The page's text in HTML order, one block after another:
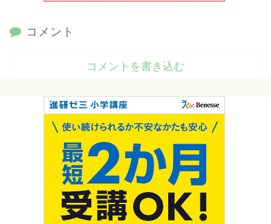
コメント
コメントを書き込む